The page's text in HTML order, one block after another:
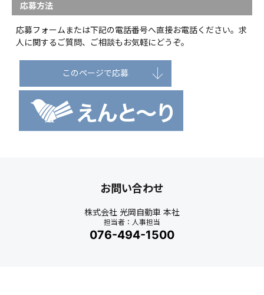
応募方法
応募フォームまたは下記の電話番号へ直接お電話ください。求
人に関するご質問、ご相談もお気軽にどうぞ。
このページで応募
お問い合わせ
株式会社 光岡自動車 本社
担当者：人事担当
076-494-1500